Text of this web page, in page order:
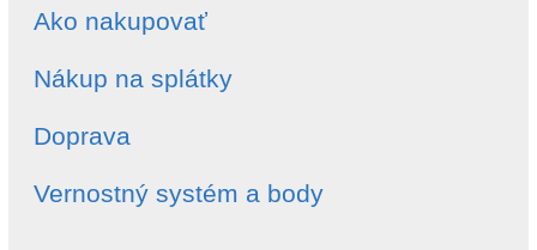
Ako nakupovať
Nákup na splátky
Doprava
Vernostný systém a body